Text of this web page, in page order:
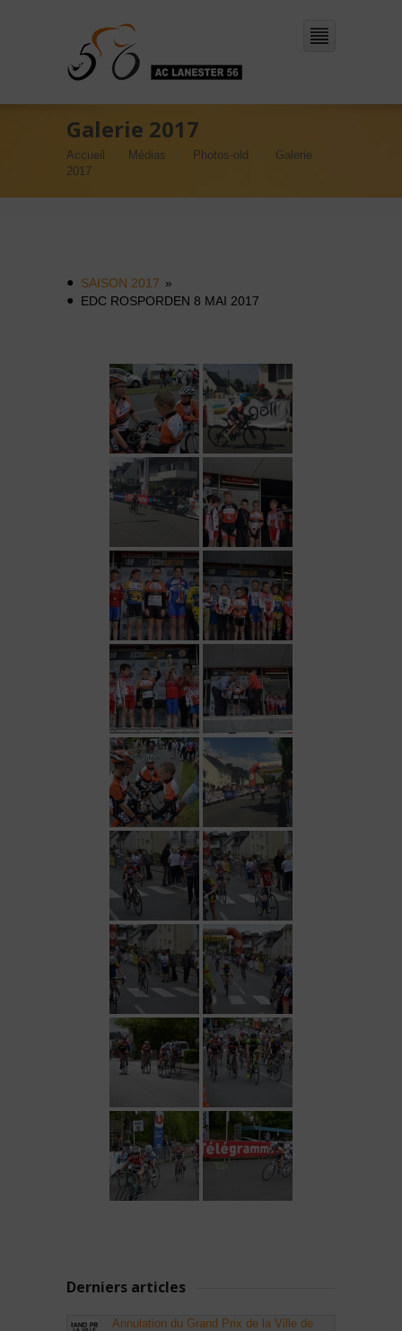
Galerie 2017
Accueil Médias Photos-old
Galerie
2017
SAISON 2017 »
EDC ROSPORDEN 8 MAI 2017
Derniers articles
Annulation du Grand Prix de la Ville de